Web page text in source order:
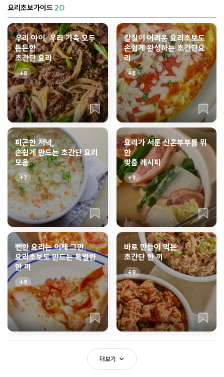
요리초보가이드20
우리 아이, 우리 가족 모두
든든한
초간단 요리
8
칼질이 어려운 요리초보도
손쉽게 완성하는 초간단요
리
8
피곤한 저녁,
손쉽게 만드는 초간단 요리
모음
7
요리가 서툰 신혼부부를 위
한
맞춤 레시피
9
뻔한 요리는 이제 그만,
요리초보도 만드는 특별한
한 끼
9
바로 만들어 먹는
초간단 한 끼
9
더보기